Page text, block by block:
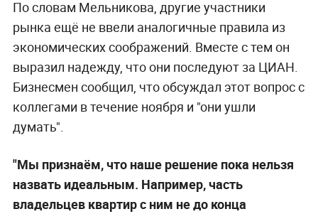
По словам Мельникова, другие участники
рынка ещё не ввели аналогичные правила из
экономических соображений. Вместе с тем он
выразил надежду, что они последуют за ЦИАН.
Бизнесмен сообщил, что обсуждал этот вопрос с
коллегами в течение ноября и "они ушли
думать".
"Мы признаём, что наше решение пока нельзя
назвать идеальным. Например, часть
владельцев квартир с ним не до конца